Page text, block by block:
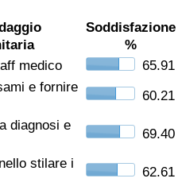
Soddisfazione
%
medico
65.91
e fornire
60.21
diagnosi e
69.40
stilare i
62.61
(Corrente)